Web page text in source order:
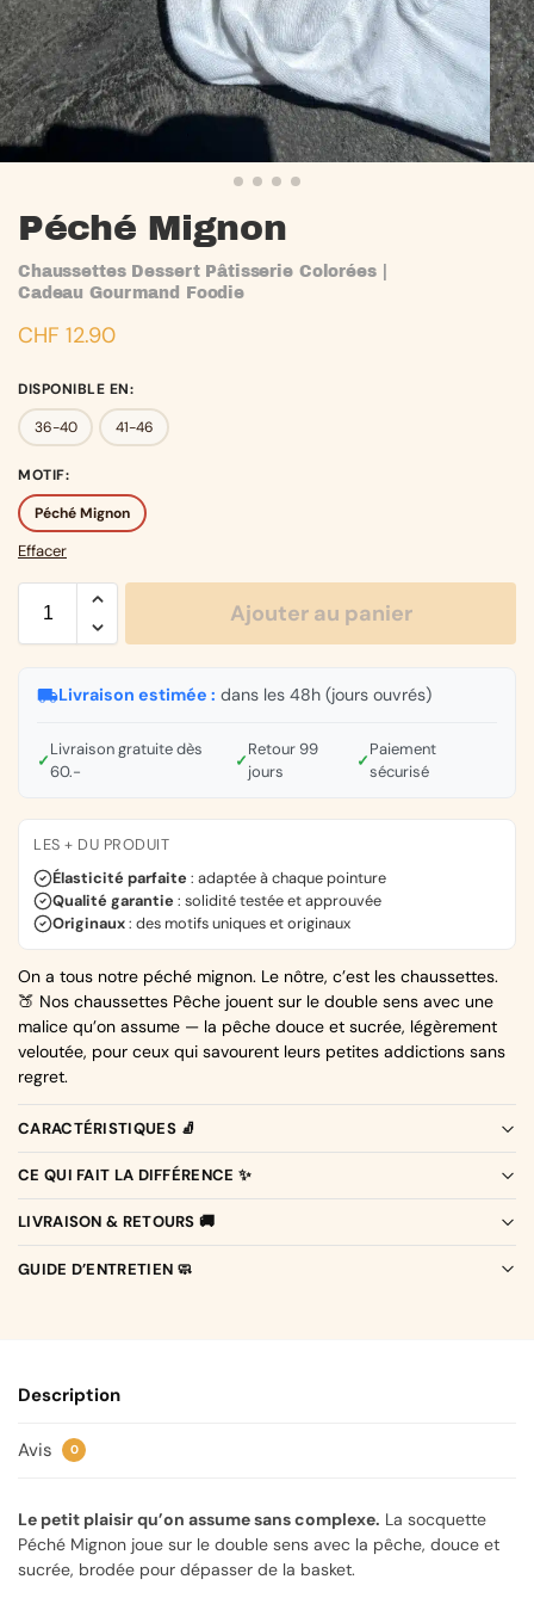
Chaussettes Dessert Pâtisserie Colorées |
Cadeau Gourmand Foodie
Péché Mignon
CHF 12.90
DISPONIBLE EN:
36-40
41-46
MOTIF:
Péché Mignon
Effacer
Ajouter au panier
Livraison estimée : dans les 48h (jours ouvrés)
✓
Livraison gratuite dès
60.-
✓
Retour 99
jours
✓
Paiement
sécurisé
LES + DU PRODUIT
Élasticité parfaite : adaptée à chaque pointure
Qualité garantie : solidité testée et approuvée
Originaux: des motifs uniques et originaux
On a tous notre péché mignon. Le nôtre, c’est les chaussettes.
🍑 Nos chaussettes Pêche jouent sur le double sens avec une
malice qu’on assume — la pêche douce et sucrée, légèrement
veloutée, pour ceux qui savourent leurs petites addictions sans
regret.
CARACTÉRISTIQUES 🧦
CE QUI FAIT LA DIFFÉRENCE ✨
LIVRAISON & RETOURS 🚚
GUIDE D’ENTRETIEN 🧼
Description
Avis 0
Le petit plaisir qu’on assume sans complexe. La socquette
Péché Mignon joue sur le double sens avec la pêche, douce et
sucrée, brodée pour dépasser de la basket.